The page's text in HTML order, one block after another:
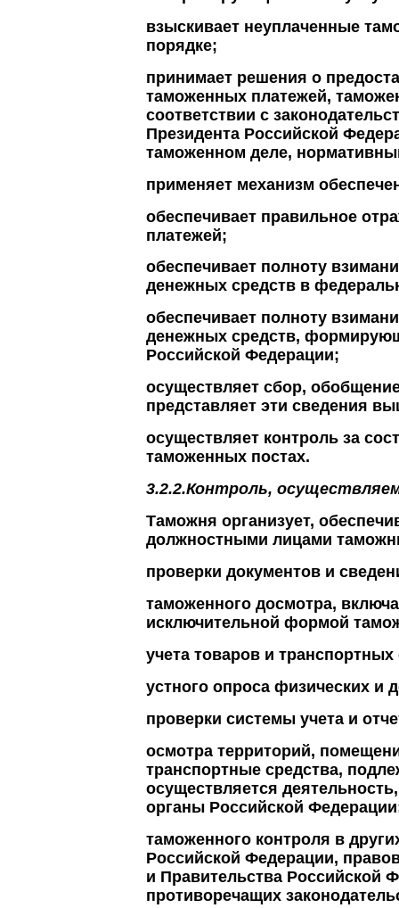
взыскивает неуплаченные
порядке;
принимает решения о
таможенных платежей,
соответствии с
Президента Российской
таможенном деле,
применяет механизм
обеспечивает правильное
платежей;
обеспечивает полноту
денежных средств в
обеспечивает полноту
денежных средств,
Российской Федерации;
осуществляет сбор,
представляет эти сведения
осуществляет контроль за
таможенных постах.
3.2.2.Контроль,
Таможня организует,
должностными лицами
проверки документов и
таможенного досмотра,
исключительной формой
учета товаров и транспортных
устного опроса физических и
проверки системы учета и
осмотра территорий,
транспортные средства,
осуществляется
органы Российской
таможенного контроля в
Российской Федерации,
и Правительства Российской
противоречащих